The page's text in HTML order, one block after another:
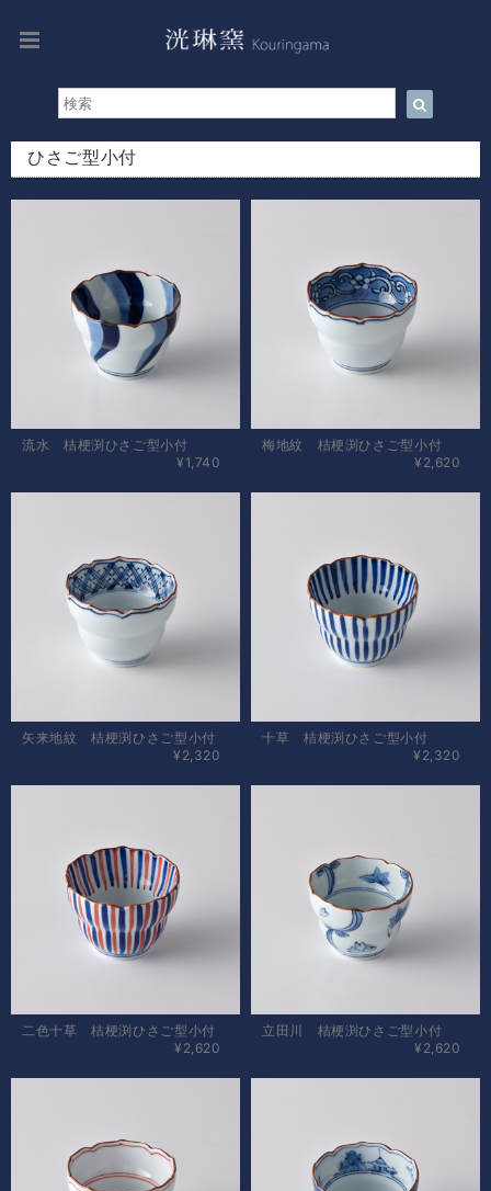
ひさご型小付
流水 桔梗渕ひさご型小付
¥1,740
梅地紋 桔梗渕ひさご型小付
¥2,620
矢来地紋 桔梗渕ひさご型小付
¥2,320
十草 桔梗渕ひさご型小付
¥2,320
二色十草 桔梗渕ひさご型小付
¥2,620
立田川 桔梗渕ひさご型小付
¥2,620